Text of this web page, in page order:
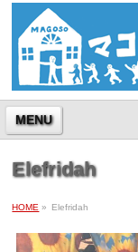
MENU
Elefridah
HOME » Elefridah